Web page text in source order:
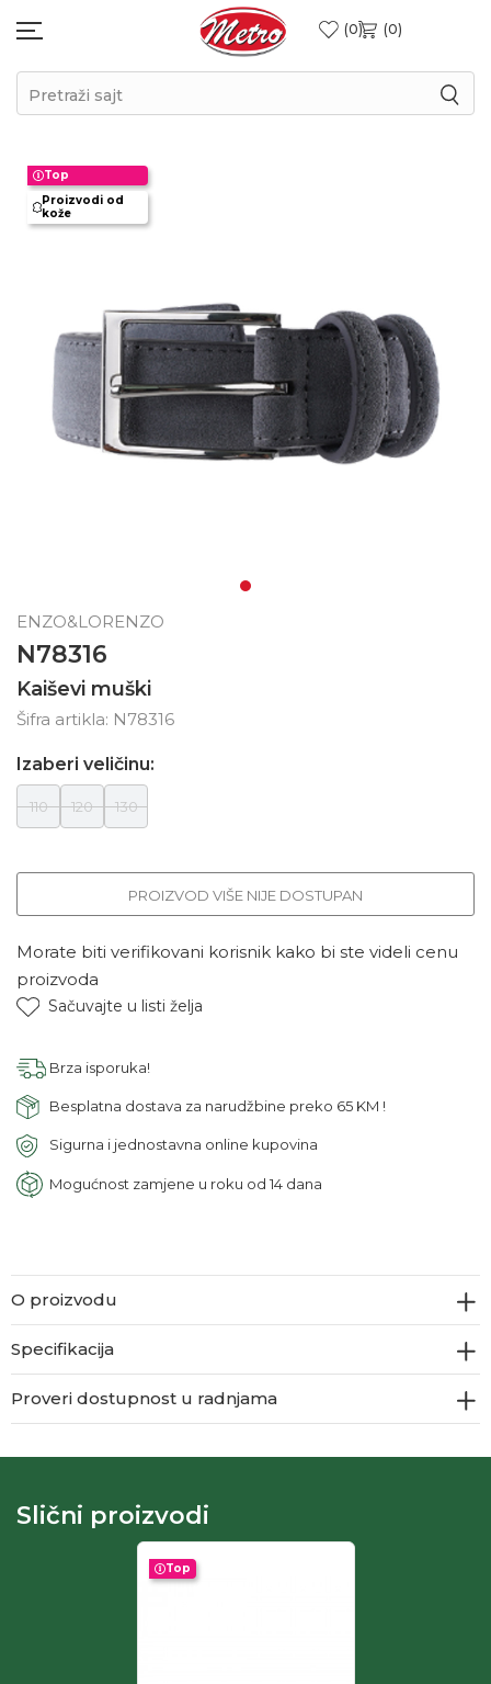
0 0
Pretraži sajt
Top
Proizvodi od
kože
ENZO&LORENZO
N78316
Kaiševi muški
Šifra artikla: N78316
Izaberi veličinu:
110 120 130
PROIZVOD VIŠE NIJE DOSTUPAN
Morate biti verifikovani korisnik kako bi ste videli cenu
proizvoda
Sačuvajte u listi želja
Brza isporuka!
Besplatna dostava za narudžbine preko 65 KM !
Sigurna i jednostavna online kupovina
Mogućnost zamjene u roku od 14 dana
O proizvodu
Specifikacija
Proveri dostupnost u radnjama
Slični proizvodi
Top